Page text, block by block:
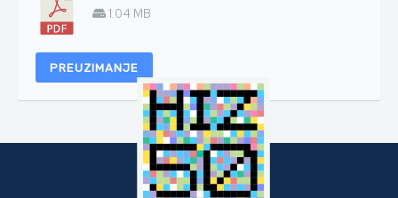
1.04 MB
PREUZIMANJE